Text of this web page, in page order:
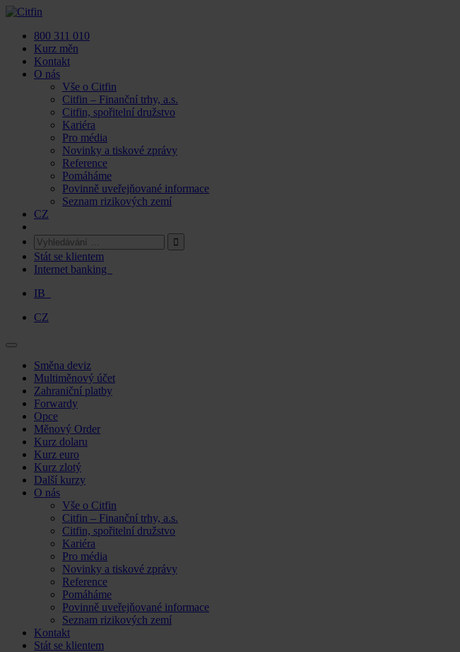
Skip
content800 311 010
Kurz měn
Kontakt
O nás
Vše o Citfin
Citfin – Finanční trhy, a.s.
Citfin, spořitelní družstvo
Kariéra
Pro média
Novinky a tiskové zprávy
Reference
Pomáháme
Povinně uveřejňované informace
Seznam rizikových zemí
CZ
Stát se klientem
Internet banking
IB
CZ
Skip
content
Směna deviz
Multiměnový účet
Zahraniční platby
Forwardy
Opce
Měnový Order
Kurz dolaru
Kurz euro
Kurz zlotý
Další kurzy
O nás
Vše o Citfin
Citfin – Finanční trhy, a.s.
Citfin, spořitelní družstvo
Kariéra
Pro média
Novinky a tiskové zprávy
Reference
Pomáháme
Povinně uveřejňované informace
Seznam rizikových zemí
Kontakt
Stát se klientem